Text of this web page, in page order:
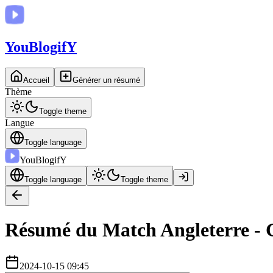
YouBlogifY
Accueil Générer un résumé
Thème
Toggle theme
Langue
Toggle language
YouBlogifY
Toggle language Toggle theme
Résumé du Match Angleterre -
2024-10-15 09:45